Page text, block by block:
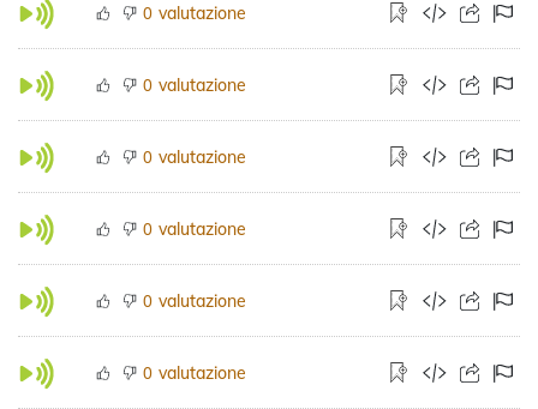
0 valutazione
0 valutazione
0 valutazione
0 valutazione
0 valutazione
0 valutazione